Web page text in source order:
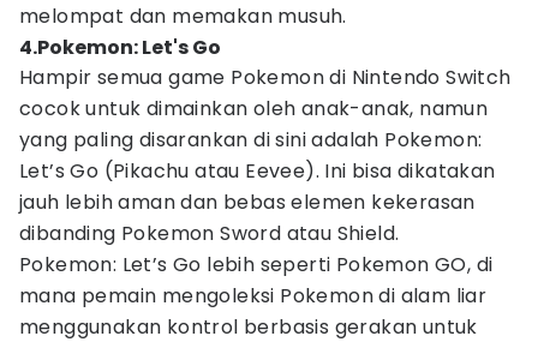
melompat dan memakan musuh.
4.Pokemon: Let's Go
Hampir semua game Pokemon di Nintendo Switch
cocok untuk dimainkan oleh anak-anak, namun
yang paling disarankan di sini adalah Pokemon:
Let’s Go (Pikachu atau Eevee). Ini bisa dikatakan
jauh lebih aman dan bebas elemen kekerasan
dibanding Pokemon Sword atau Shield.
Pokemon: Let’s Go lebih seperti Pokemon GO, di
mana pemain mengoleksi Pokemon di alam liar
menggunakan kontrol berbasis gerakan untuk